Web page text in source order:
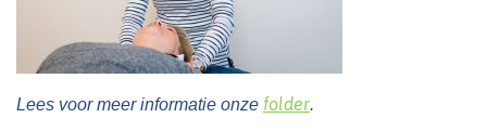
Lees voor meer informatie onze folder.